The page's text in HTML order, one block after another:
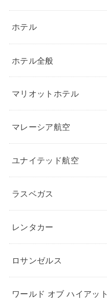
ホテル
ホテル全般
マリオットホテル
マレーシア航空
ユナイテッド航空
ラスベガス
レンタカー
ロサンゼルス
ワールド オブ ハイアット